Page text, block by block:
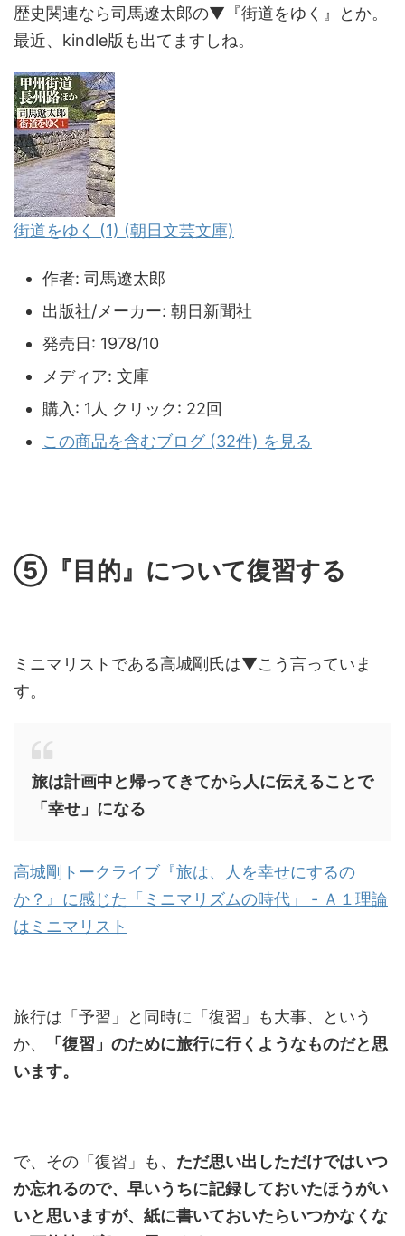
歴史関連なら司馬遼太郎の▼『街道をゆく』とか。
最近、kindle版も出てますしね。
街道をゆく (1) (朝日文芸文庫)
作者: 司馬遼太郎
出版社/メーカー: 朝日新聞社
発売日: 1978/10
メディア: 文庫
購入 : 1人 クリック: 22回
この商品を含むブログ (32件) を見る
⑤『目的』について復習する
ミニマリストである高城剛氏は▼こう言っていま
す。
旅は計画中と帰ってきてから人に伝えることで
「幸せ」になる
高城剛トークライブ『旅は、人を幸せにするの
か？』に感じた「ミニマリズムの時代」 - Ａ１理論
はミニマリスト
旅行は「予習」と同時に「復習」も大事、という
か、
「復習」のために旅行に行くようなものだと思
います。
で、その「復習」も、 ただ思い出しただけではいつ
か忘れるので、早いうちに記録しておいたほうがい
いと思いますが、紙に書いておいたらいつかなくな